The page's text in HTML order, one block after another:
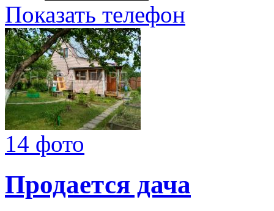
Показать телефон
14 фото
Продается дача